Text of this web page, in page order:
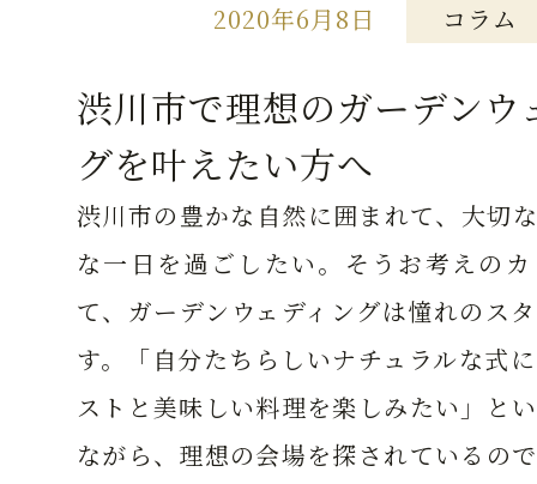
2020年6月8日 コラム
渋川市で理想のガーデンウ
グを叶えたい方へ
渋川市の豊かな自然に囲まれて、大切
な一日を過ごしたい。そうお考えの
て、ガーデンウェディングは憧れのス
す。「自分たちらしいナチュラルな式
ストと美味しい料理を楽しみたい」と
ながら、理想の会場を探されているの